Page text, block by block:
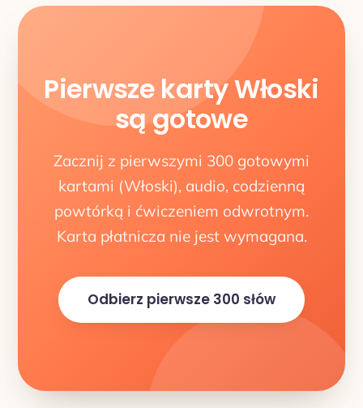
Pierwsze karty Włoski
są gotowe
Zacznij z pierwszymi 300 gotowymi
kartami (Włoski), audio, codzienną
powtórką i ćwiczeniem odwrotnym.
Karta płatnicza nie jest wymagana.
Odbierz pierwsze 300 słów